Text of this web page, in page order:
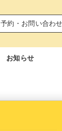
予約・お問い合わせ
お知らせ